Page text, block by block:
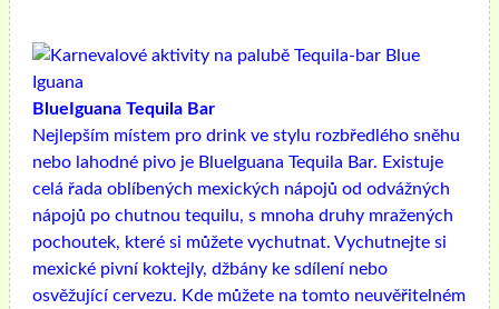
BlueIguana Tequila Bar
Nejlepším místem pro drink ve stylu rozbředlého sněhu
nebo lahodné pivo je BlueIguana Tequila Bar. Existuje
celá řada oblíbených mexických nápojů od odvážných
nápojů po chutnou tequilu, s mnoha druhy mražených
pochoutek, které si můžete vychutnat. Vychutnejte si
mexické pivní koktejly, džbány ke sdílení nebo
osvěžující cervezu. Kde můžete na tomto neuvěřitelném